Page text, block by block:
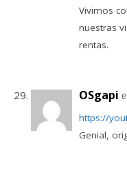
Vivimos
nuestras
rentas.
OSgapi
https://
Genial,